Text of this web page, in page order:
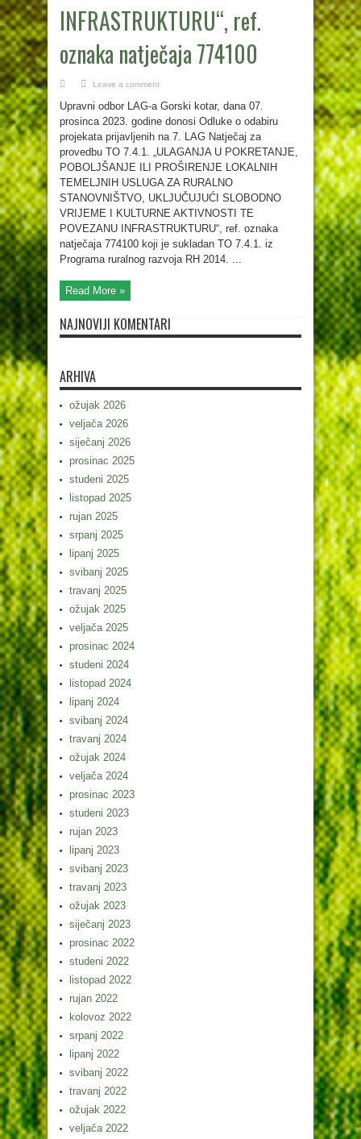
INFRASTRUKTURU“, ref.
oznaka natječaja 774100
Leave a comment
Upravni odbor LAG-a Gorski kotar, dana 07.
prosinca 2023. godine donosi Odluke o odabiru
projekata prijavljenih na 7. LAG Natječaj za
provedbu TO 7.4.1. „ULAGANJA U POKRETANJE,
POBOLJŠANJE ILI PROŠIRENJE LOKALNIH
TEMELJNIH USLUGA ZA RURALNO
STANOVNIŠTVO, UKLJUČUJUĆI SLOBODNO
VRIJEME I KULTURNE AKTIVNOSTI TE
POVEZANU INFRASTRUKTURU“, ref. oznaka
natječaja 774100 koji je sukladan TO 7.4.1. iz
Programa ruralnog razvoja RH 2014. ...
Read More »
NAJNOVIJI KOMENTARI
ARHIVA
ožujak 2026
veljača 2026
siječanj 2026
prosinac 2025
studeni 2025
listopad 2025
rujan 2025
srpanj 2025
lipanj 2025
svibanj 2025
travanj 2025
ožujak 2025
veljača 2025
prosinac 2024
studeni 2024
listopad 2024
lipanj 2024
svibanj 2024
travanj 2024
ožujak 2024
veljača 2024
prosinac 2023
studeni 2023
rujan 2023
lipanj 2023
svibanj 2023
travanj 2023
ožujak 2023
siječanj 2023
prosinac 2022
studeni 2022
listopad 2022
rujan 2022
kolovoz 2022
srpanj 2022
lipanj 2022
svibanj 2022
travanj 2022
ožujak 2022
veljača 2022